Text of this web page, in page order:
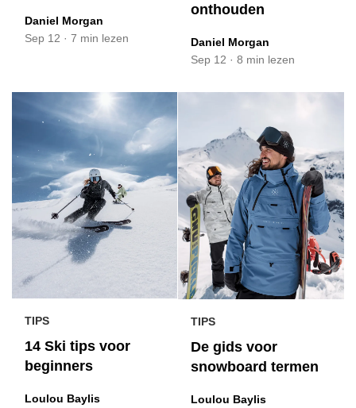
Daniel Morgan
Sep 12 · 7 min lezen
onthouden
Daniel Morgan
Sep 12 · 8 min lezen
TIPS
14 Ski tips voor
beginners
Loulou Baylis
TIPS
De gids voor
snowboard termen
Loulou Baylis